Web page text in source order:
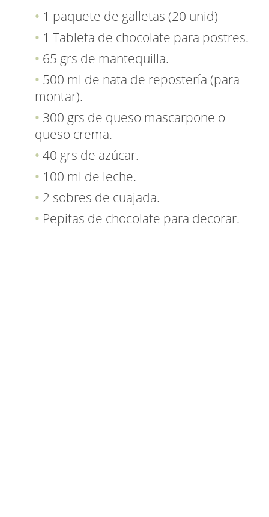
1 paquete de galletas (20 unid)
1 Tableta de chocolate para postres.
65 grs de mantequilla.
500 ml de nata de repostería (para
montar).
300 grs de queso mascarpone o
queso crema.
40 grs de azúcar.
100 ml de leche.
2 sobres de cuajada.
Pepitas de chocolate para decorar.